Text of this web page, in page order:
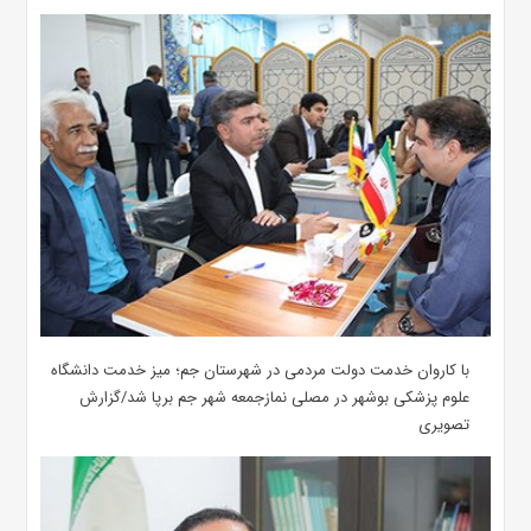
با کاروان خدمت دولت مردمی در شهرستان جم؛ میز خدمت دانشگاه
علوم پزشکی بوشهر در مصلی نمازجمعه شهر جم برپا شد/گزارش
تصویری